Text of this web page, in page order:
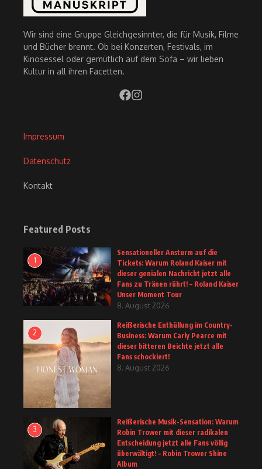
Wir sind eine Gruppe Gleichgesinnter, die für Musik, Filme
und Bücher brennt. Ob bei Konzerten, Festivals, im
Kinosessel oder gemütlich auf dem Sofa – wir lieben
Kultur in all ihren Facetten.
Impressum
Datenschutz
Kontakt
Featured Posts
1
Sensationeller Ansturm auf die
Tickets: Warum Roland Kaiser mit
dieser genialen Nachricht jetzt alle
Fans zu Tränen rührt! – Roland Kaiser
Unser Moment Tour
8. August 2026
2
Reißerische Enthüllung im Country-
Business: Warum Carly Pearce mit
dieser bitteren Beichte jetzt alle
Fans schockiert!
8. August 2026
3
Reißerische Musik-Sensation: Warum
Robin Trower mit dieser radikalen
Entscheidung jetzt alle Fans völlig
überwältigt! – Robin Trower Shine
Album